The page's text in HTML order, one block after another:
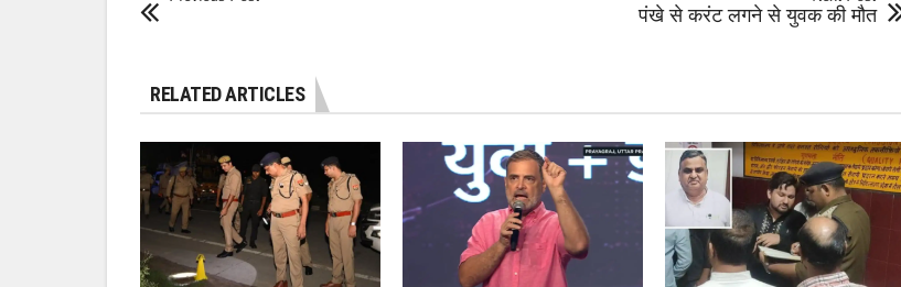
पंखे से करंट लगने से युवक की मौत
RELATED ARTICLES